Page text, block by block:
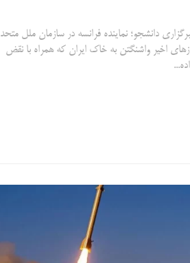
دانشجو؛ نماینده فرانسه در سازمان ملل متحد
اخیر واشنگتن به خاک ایران که همراه با نقض